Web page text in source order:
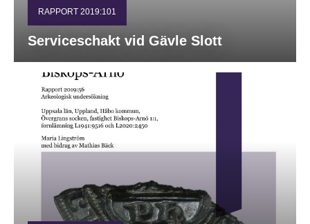
RAPPORT 2019:101
Serviceschakt vid Gävle Slott